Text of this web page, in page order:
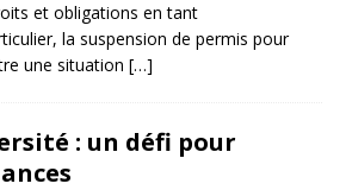
et obligations en tant
la suspension de permis pour
une situation […]
: un défi pour